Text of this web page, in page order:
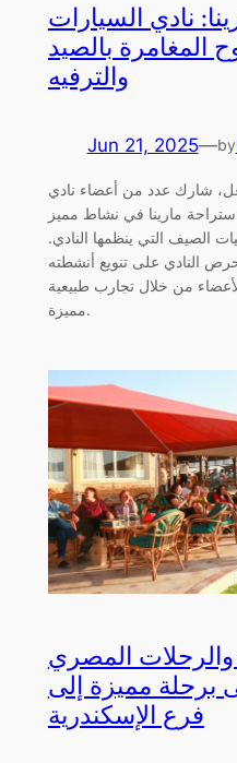
نادي السيارات
المغامرة بالصيد
والترفيه
Jun 21, 2025—by
شارك عدد من أعضاء نادي
مارينا في نشاط مميز
الصيف التي ينظمها النادي.
النادي على تنويع أنشطته
من خلال تجارب طبيعية
مميزة.
والرحلات المصري
برحلة مميزة إلى
فرع الإسكندرية